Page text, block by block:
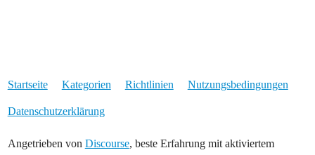
Startseite Kategorien Richtlinien Nutzungsbedingungen
Datenschutzerklärung
Angetrieben von Discourse, beste Erfahrung mit aktiviertem